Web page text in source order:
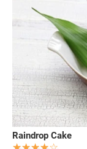
Raindrop Cake